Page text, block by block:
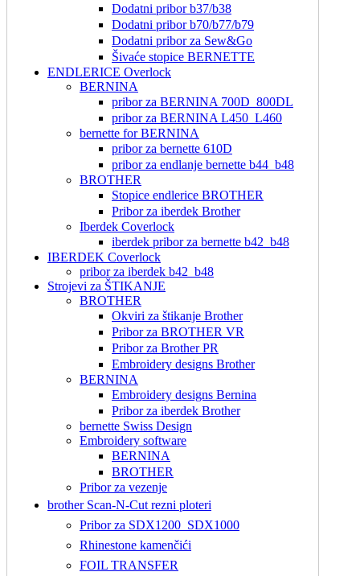
Dodatni pribor b37/b38
Dodatni pribor b70/b77/b79
Dodatni pribor za Sew&Go
Šivaće stopice BERNETTE
ENDLERICE Overlock
BERNINA
pribor za BERNINA 700D_800DL
pribor za BERNINA L450_L460
bernette for BERNINA
pribor za bernette 610D
pribor za endlanje bernette b44_b48
BROTHER
Stopice endlerice BROTHER
Pribor za iberdek Brother
Iberdek Coverlock
iberdek pribor za bernette b42_b48
IBERDEK Coverlock
pribor za iberdek b42_b48
Strojevi za ŠTIKANJE
BROTHER
Okviri za štikanje Brother
Pribor za BROTHER VR
Pribor za Brother PR
Embroidery designs Brother
BERNINA
Embroidery designs Bernina
Pribor za iberdek Brother
bernette Swiss Design
Embroidery software
BERNINA
BROTHER
Pribor za vezenje
brother Scan-N-Cut rezni ploteri
Pribor za SDX1200_SDX1000
Rhinestone kamenčići
FOIL TRANSFER